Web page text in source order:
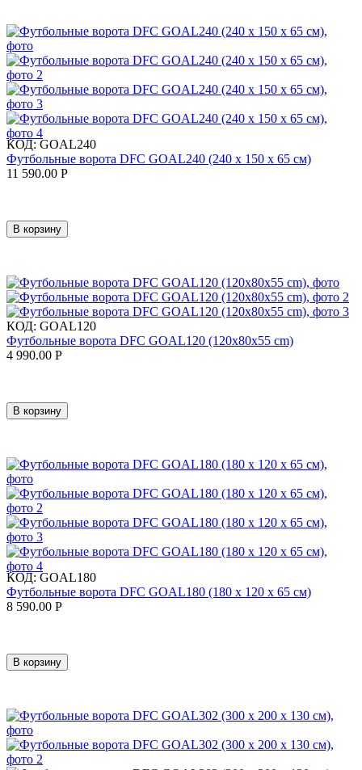
КОД: GOAL240
Футбольные ворота DFC GOAL240 (240 х 150 х 65 см)
11 590.00 Р
В корзину
КОД: GOAL120
Футбольные ворота DFC GOAL120 (120x80x55 cm)
4 990.00 Р
В корзину
КОД: GOAL180
Футбольные ворота DFC GOAL180 (180 х 120 х 65 см)
8 590.00 Р
В корзину